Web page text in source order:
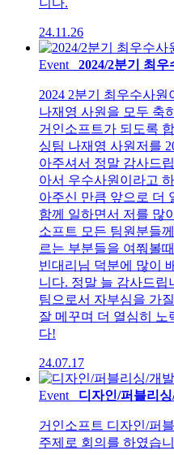
니다.
24.11.26
Event 2024/2분기 최우
2024 2분기 최우수사
나재영 사원을 모두 축
거인소프트가 되도록
싱팀 나재영 사원저를
아주셔서 정말 감사드
아서 우수사원이라고
아주신 만큼 앞으로 더
함께 일하면서 저를 많
소프트 모든 팀원분들
르는 부분들을 여쭤볼
빈대리님 덕분에 많이
니다. 정말 늘 감사드
팀으로서 자부심을 가
잘 메꾸며 더 열심히 노
다!
24.07.17
Event 디자인/퍼블리
거인소프트 디자인/퍼
주제로 회의를 하였습